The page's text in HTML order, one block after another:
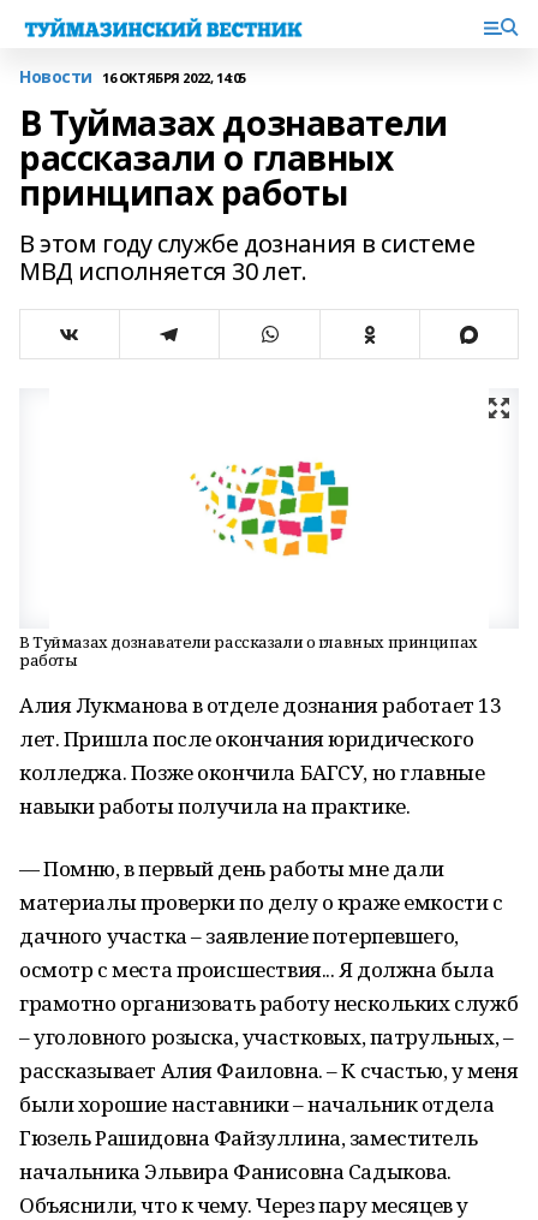
Новости 16 ОКТЯБРЯ 2022, 14:05
В Туймазах дознаватели
рассказали о главных
принципах работы
В этом году службе дознания в системе
МВД исполняется 30 лет.
В Туймазах дознаватели рассказали о главных принципах
работы
Алия Лукманова в отделе дознания работает 13
лет. Пришла после окончания юридического
колледжа. Позже окончила БАГСУ, но главные
навыки работы получила на практике.
— Помню, в первый день работы мне дали
материалы проверки по делу о краже емкости с
дачного участка – заявление потерпевшего,
осмотр с места происшествия... Я должна была
грамотно организовать работу нескольких служб
– уголовного розыска, участковых, патрульных, –
рассказывает Алия Фаиловна. – К счастью, у меня
были хорошие наставники – начальник отдела
Гюзель Рашидовна Файзуллина, заместитель
начальника Эльвира Фанисовна Садыкова.
Объяснили, что к чему. Через пару месяцев у